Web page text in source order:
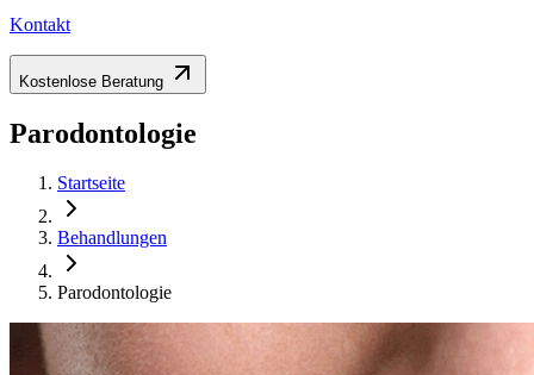
Kontakt
Kostenlose Beratung
Parodontologie
Startseite
Behandlungen
Parodontologie